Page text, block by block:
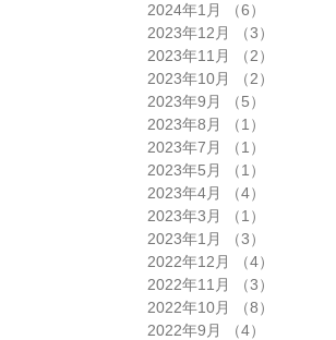
2024年1月
（6）
2023年12月
（3）
2023年11月
（2）
2023年10月
（2）
2023年9月
（5）
2023年8月
（1）
2023年7月
（1）
2023年5月
（1）
2023年4月
（4）
2023年3月
（1）
2023年1月
（3）
2022年12月
（4）
2022年11月
（3）
2022年10月
（8）
2022年9月
（4）